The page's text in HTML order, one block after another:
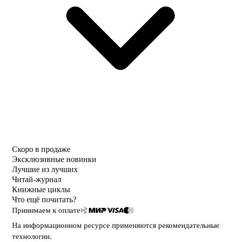
Скоро в продаже
Эксклюзивные новинки
Лучшие из лучших
Читай-журнал
Книжные циклы
Что ещё почитать?
Принимаем к оплате
На информационном ресурсе применяются рекомендательные
технологии.